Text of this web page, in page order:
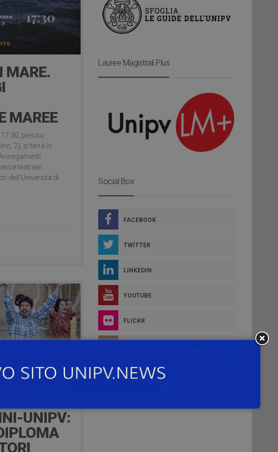
MARE.
MAREE
presso
2), si terrà lo
teatrale
dell’Università di
UNIPV:
Lauree Magistrali Plus
Social Box
FACEBOOK
TWITTER
LINKEDIN
YOUTUBE
FLICKR